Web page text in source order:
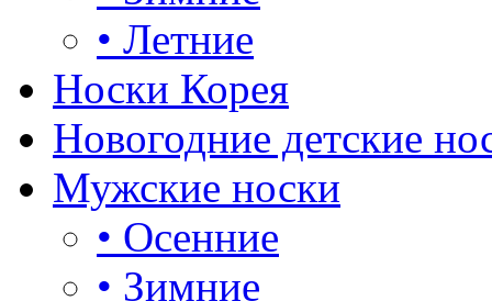
• Летние
Носки Корея
Новогодние детские
Мужские носки
• Осенние
• Зимние